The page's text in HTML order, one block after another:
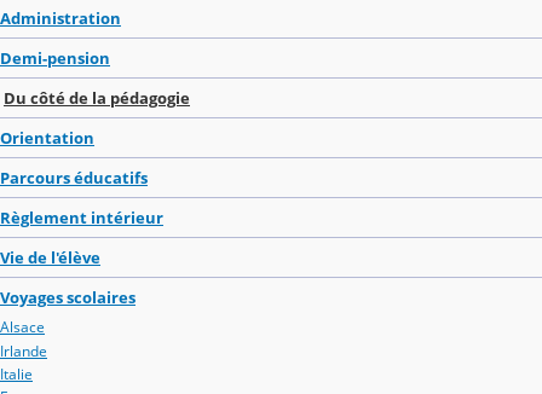
Administration
Demi-pension
Du côté de la pédagogie
Orientation
Parcours éducatifs
Règlement intérieur
Vie de l'élève
Voyages scolaires
Alsace
Irlande
Italie